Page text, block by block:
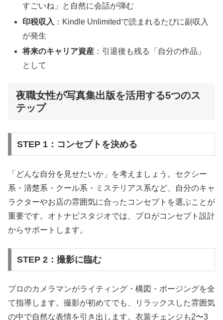
すごいね」と自然に会話が弾む
印税収入 ：Kindle Unlimitedで読まれるたびに副収入
が発生
将来のキャリア資産 ：引退後も残る「自分の作品」
として
夜職女性が写真集出版を活用する5つのス
テップ
STEP 1：コンセプトを決める
「どんな自分を見せたいか」を考えましょう。セクシー
系・清楚系・クール系・ミステリアス系など、自分のキャ
ラクターやお店の雰囲気に合ったコンセプトを選ぶことが
重要です。オトナビスタジオでは、プロがコンセプト設計
からサポートします。
STEP 2：撮影に臨む
プロのカメラマンがライティング・構図・ポージングを全
て指導します。撮影が初めてでも、リラックスした雰囲気
の中で自然な表情を引き出します。衣装チェンジも2〜3